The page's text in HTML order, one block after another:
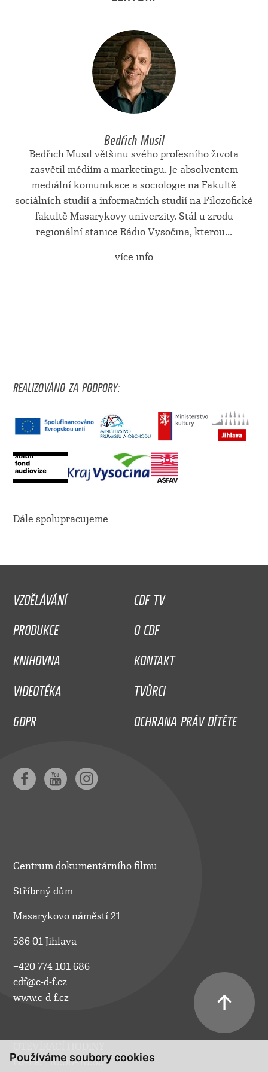
Používáme soubory cookies
Bedřich Musil
Bedřich Musil většinu svého profesního života
zasvětil médiím a marketingu. Je absolventem
mediální komunikace a sociologie na Fakultě
sociálních studií a informačních studií na Filozofické
fakultě Masarykovy univerzity. Stál u zrodu
regionální stanice Rádio Vysočina, kterou...
více info
REALIZOVÁNO ZA PODPORY:
Dále spolupracujeme
VZDĚLÁVÁNÍ
CDF TV
PRODUKCE
O CDF
KNIHOVNA
KONTAKT
VIDEOTÉKA
TVŮRCI
GDPR
OCHRANA PRÁV DÍTĚTE
Centrum dokumentárního filmu
Stříbrný dům
Masarykovo náměstí 21
586 01 Jihlava
+420 774 101 686
cdf@c-d-f.cz
www.c-d-f.cz
Po–Pá:
10.00–18.00